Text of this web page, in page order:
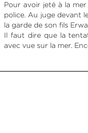
Pour avoir jeté à la
police. Au juge devant
la garde de son fils
Il faut dire que la
avec vue sur la mer.